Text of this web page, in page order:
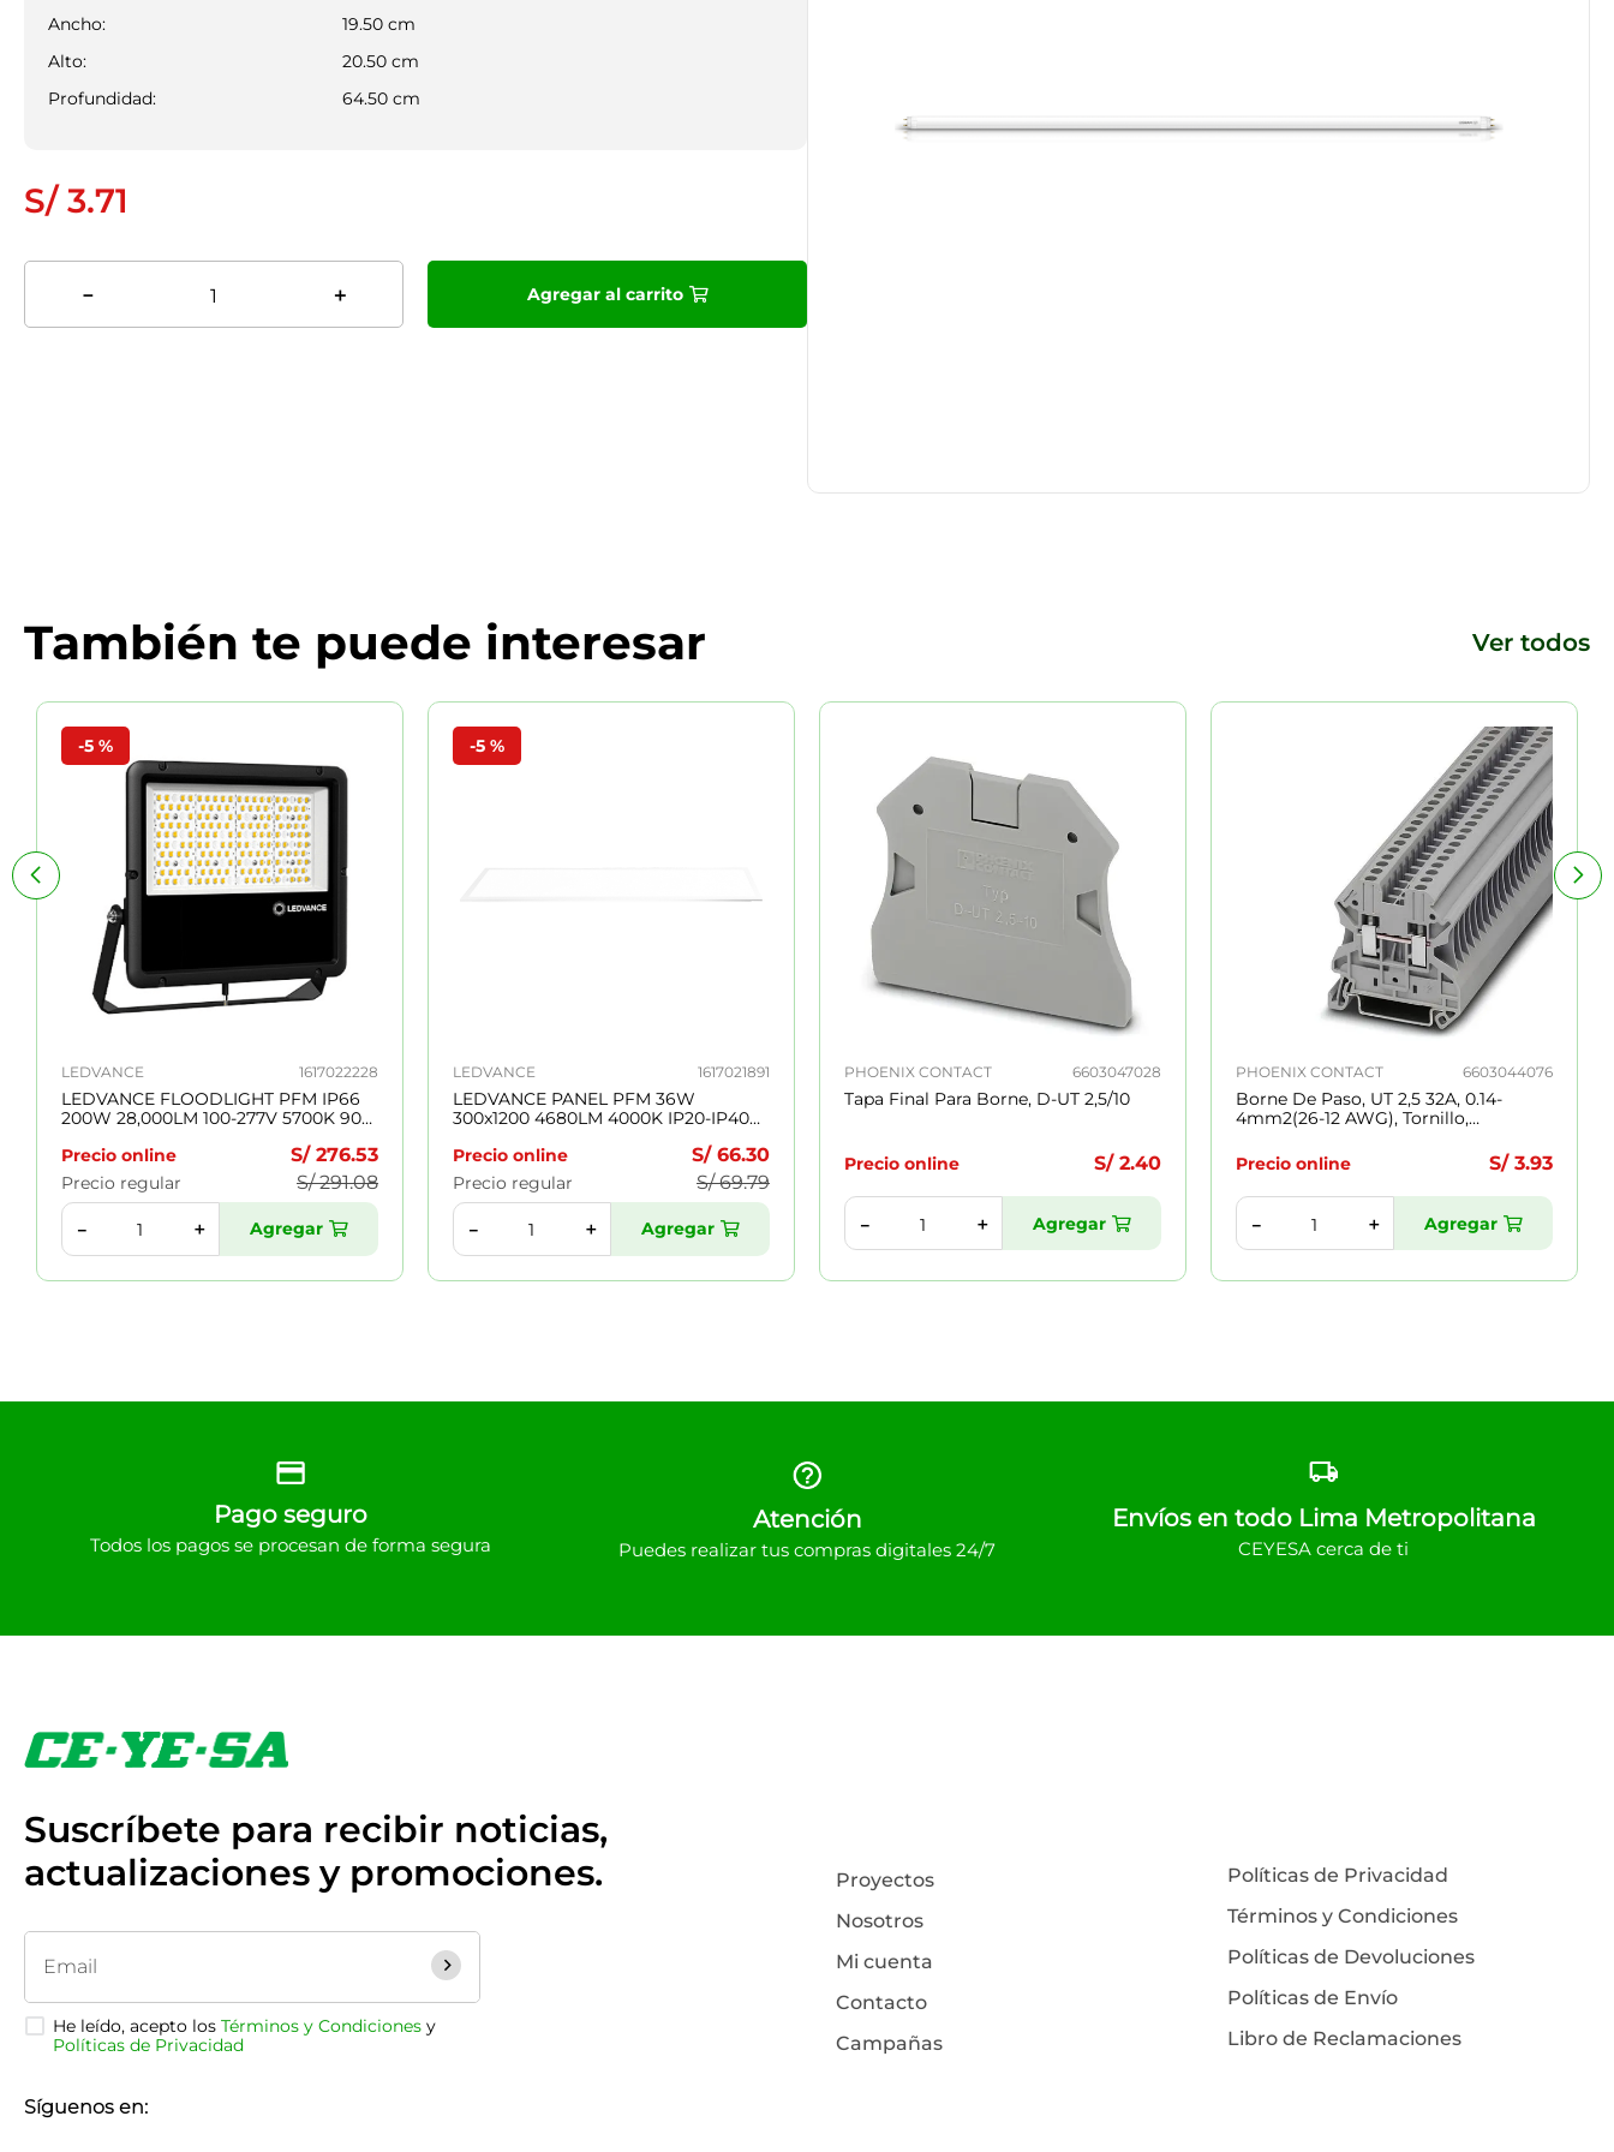
Ancho:
19.50cm
Alto:
20.50cm
Profundidad:
64.50cm
S/ 3.71
＋
－ Agregar al carrito
También te puede interesar Ver todos
-5 %
LEDVANCE 1617022228
LEDVANCE FLOODLIGHT PFM IP66
200W 28,000LM 100-277V 5700K 90°
Precio online
S/ 276.53
Precio regular S/ 291.08
＋
－ Agregar
-5 %
LEDVANCE 1617021891
LEDVANCE PANEL PFM 36W
300x1200 4680LM 4000K IP20-IP40
Precio online
S/ 66.30
Precio regular S/ 69.79
＋
－ Agregar
PHOENIX CONTACT 6603047028
Tapa Final Para Borne, D-UT 2,5/10
Precio online S/ 2.40
＋
－ Agregar
PHOENIX CONTACT 6603044076
Borne De Paso, UT 2,5 32A, 0.14-
4mm2(26-12 AWG), Tornillo,
Precio online
S/ 3.93
＋
－ Agregar
Pago seguro
Todos los pagos se procesan de forma segura
Atención
Puedes realizar tus compras digitales 24/7
Envíos en todo Lima Metropolitana
CEYESA cerca de ti
Suscríbete para recibir noticias,
actualizaciones y promociones.
He leído, acepto los Términos y Condicionesy
Políticas de Privacidad
Síguenos en:
Proyectos
Nosotros
Mi cuenta
Contacto
Campañas
Políticas de Privacidad
Términos y Condiciones
Políticas de Devoluciones
Políticas de Envío
Libro de Reclamaciones